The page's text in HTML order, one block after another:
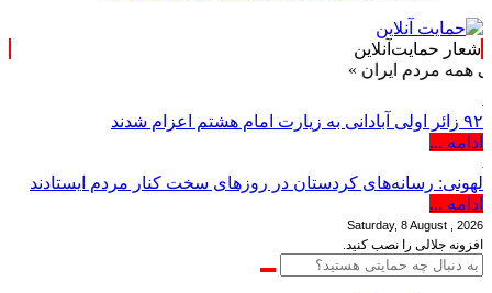
شعار حمایت‌آنلاین
ایران »
۹۲ زائر اولی آبادانی به زیارت امام هشتم اعزام شدند
ادامه ...
لهونی: رسانه‌های کردستان در روزهای سخت کنار مردم ایستادند
ادامه ...
Saturday, 8 August , 2026
افزونه جلالی را نصب کنید.